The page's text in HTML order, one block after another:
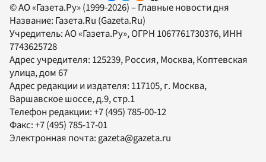
© АО «Газета.Ру» (1999-2026) – Главные новости дня
Название: Газета.Ru (Gazeta.Ru)
Учредитель:АО «Газета.Ру», ОГРН 1067761730376, ИНН
7743625728
Адрес учредителя: 125239, Россия, Москва, Коптевская
улица, дом 67
Адрес редакции и издателя: 117105, г. Москва,
Варшавское шоссе, д.9, стр.1
Телефон редакции:+7 (495) 785-00-12
Факс:+7 (495) 785-17-01
Электронная почта:gazeta@gazeta.ru